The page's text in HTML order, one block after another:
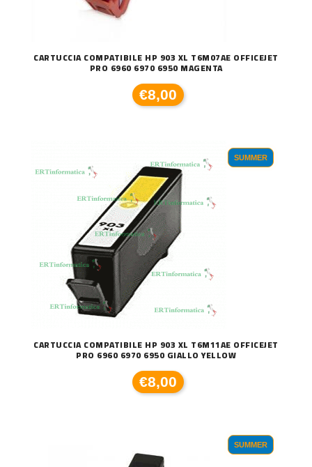
CARTUCCIA COMPATIBILE HP 903 XL T6M07AE OFFICEJET
PRO 6960 6970 6950 MAGENTA
€8,00
SUMMER
CARTUCCIA COMPATIBILE HP 903 XL T6M11AE OFFICEJET
PRO 6960 6970 6950 GIALLO YELLOW
€8,00
SUMMER